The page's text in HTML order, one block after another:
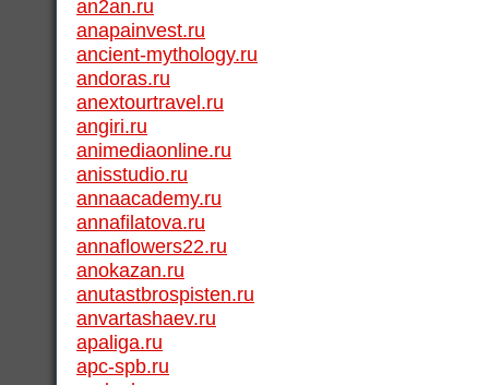
an2an.ru
anapainvest.ru
ancient-mythology.ru
andoras.ru
anextourtravel.ru
angiri.ru
animediaonline.ru
anisstudio.ru
annaacademy.ru
annafilatova.ru
annaflowers22.ru
anokazan.ru
anutastbrospisten.ru
anvartashaev.ru
apaliga.ru
apc-spb.ru